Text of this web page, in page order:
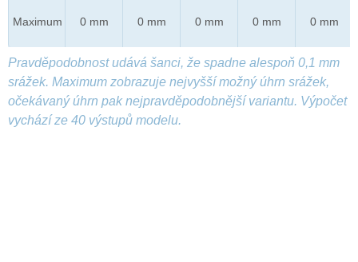
Maximum 0 mm 0 mm 0 mm 0 mm 0 mm
Pravděpodobnost udává šanci, že spadne alespoň 0,1 mm
srážek. Maximum zobrazuje nejvyšší možný úhrn srážek,
očekávaný úhrn pak nejpravděpodobnější variantu. Výpočet
vychází ze 40 výstupů modelu.